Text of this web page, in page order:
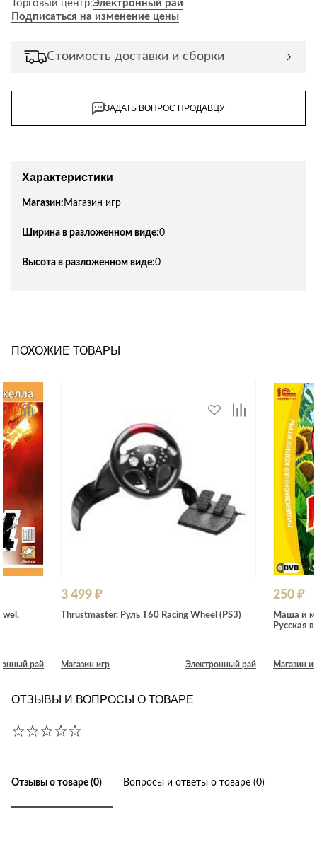
сна
Матрасы Обои
Торговый центр:Электронный рай
Подписаться на изменение цены
Стоимость доставки и сборки
ЗАДАТЬ ВОПРОС ПРОДАВЦУ
Характеристики
Магазин: Магазин игр
Ширина в разложенном виде:0
Высота в разложенном виде:0
ПОХОЖИЕ ТОВАРЫ
рай
3 499 ₽
Thrustmaster. Руль T60 Racing Wheel (PS3)
Магазин игр Электронный рай
250 ₽
Маша и
Русская
Магазин
ОТЗЫВЫ И ВОПРОСЫ О ТОВАРЕ
Отзывы о товаре (0) Вопросы и ответы о товаре (0)